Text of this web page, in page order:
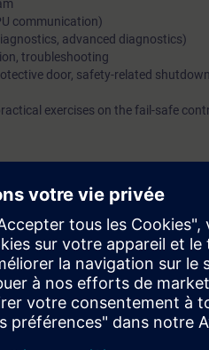
communication)
advanced diagnostics)
troubleshooting
door, safety-related
exercises on the fail-safe
the course ST-PRO1or ST-SERV1.
for you. So you may assure that
7 V5.x software.